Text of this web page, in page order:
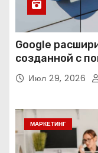
Google
созданной с
интеллекта
Июл 29, 2026
МАРКЕТИНГ